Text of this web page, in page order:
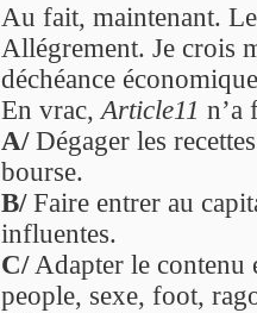
Au fait, maintenant.
Allégrement. Je crois
déchéance
En vrac,Article11 n’a
A/Dégager les
bourse.
B/Faire entrer au
influentes.
C/Adapter le contenu
people, sexe, foot,